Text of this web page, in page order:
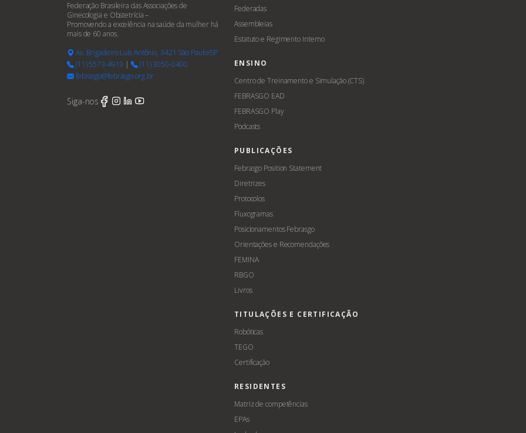
Federação Brasileira das Associações de
Ginecologia e Obstetrícia –
Promovendo a excelência na saúde da mulher há
mais de 60 anos.
Av. Brigadeiro Luís Antônio, 3421 São Paulo/SP
(11) 5573-4919 |
(11) 3050-0400
febrasgo@febrasgo.org.br
Siga-nos
Federadas
Assembleias
Estatuto e Regimento Interno
ENSINO
Centro de Treinamento e Simulação (CTS)
FEBRASGO EAD
FEBRASGO Play
Podcasts
PUBLICAÇÕES
Febrasgo Position Statement
Diretrizes
Protocolos
Fluxogramas
Posicionamentos Febrasgo
Orientações e Recomendações
FEMINA
RBGO
Livros
TITULAÇÕES E CERTIFICAÇÃO
Robóticas
TEGO
Certificação
RESIDENTES
Matriz de competências
EPAs